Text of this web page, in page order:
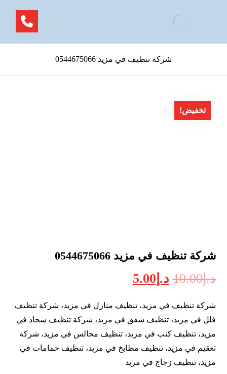
شركة تنظيف في مزيد 0544675066
تخفيض!
شركة تنظيف في مزيد 0544675066
د.إ10.00 د.إ 5.00
شركة تنظيف في مزيد، تنظيف منازل في مزيد، شركة تنظيف
فلل في مزيد، تنظيف شقق في مزيد، شركة تنظيف سجاد في
مزيد، تنظيف كنب في مزيد، تنظيف مجالس في مزيد، شركة
تعقيم في مزيد، تنظيف مطابخ في مزيد، تنظيف حمامات في
مزيد، تنظيف زجاج في مزيد